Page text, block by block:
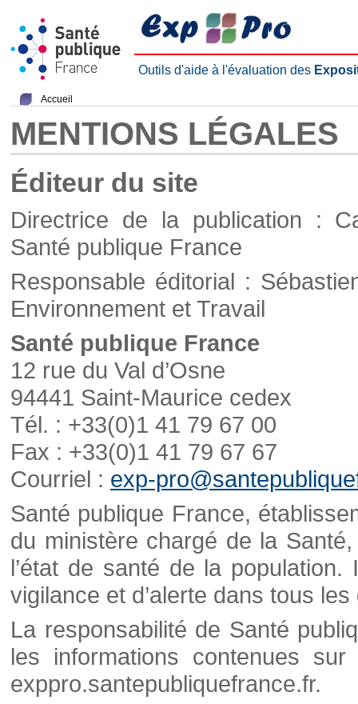
Outils d'aide à l'évaluation des
Accueil
MENTIONS LÉGALES
Éditeur du site
Directrice de la publication :
Santé publique France
Responsable éditorial :
Environnement et Travail
Santé publique France
12 rue du Val d’Osne
94441 Saint-Maurice cedex
Tél. : +33(0)1 41 79 67 00
Fax : +33(0)1 41 79 67 67
Courriel : exp-
Santé publique France,
du ministère chargé de la
l’état de santé de la
vigilance et d’alerte dans tous
La responsabilité de Santé
les informations contenues
exppro.santepubliquefrance.fr.